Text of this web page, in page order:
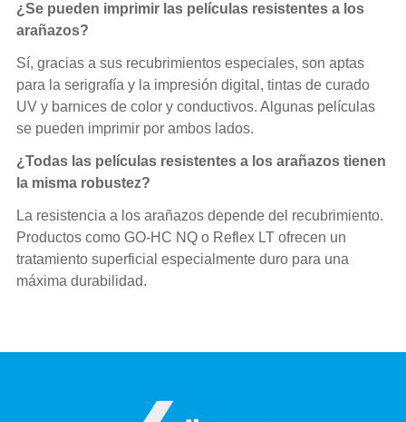
¿Se pueden imprimir las películas resistentes a los
arañazos?
Sí, gracias a sus recubrimientos especiales, son aptas
para la serigrafía y la impresión digital, tintas de curado
UV y barnices de color y conductivos. Algunas películas
se pueden imprimir por ambos lados.
¿Todas las películas resistentes a los arañazos tienen
la misma robustez?
La resistencia a los arañazos depende del recubrimiento.
Productos como GO-HC NQ o Reflex LT ofrecen un
tratamiento superficial especialmente duro para una
máxima durabilidad.